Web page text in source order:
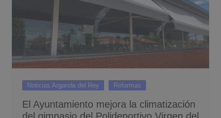
Noticias Arganda del Rey Reformas
El Ayuntamiento mejora la climatización